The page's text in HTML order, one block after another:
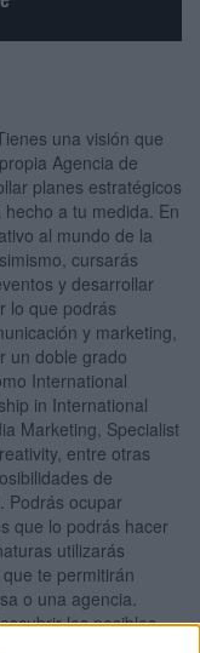
una visión que
Agencia de
planes estratégicos
a tu medida. En
al mundo de la
cursarás
y desarrollar
lo que podrás
y marketing,
un doble grado
International
in International
Marketing, Specialist
entre otras
de
Podrás ocupar
que lo podrás hacer
utilizarás
te permitirán
o una agencia.
los posibles